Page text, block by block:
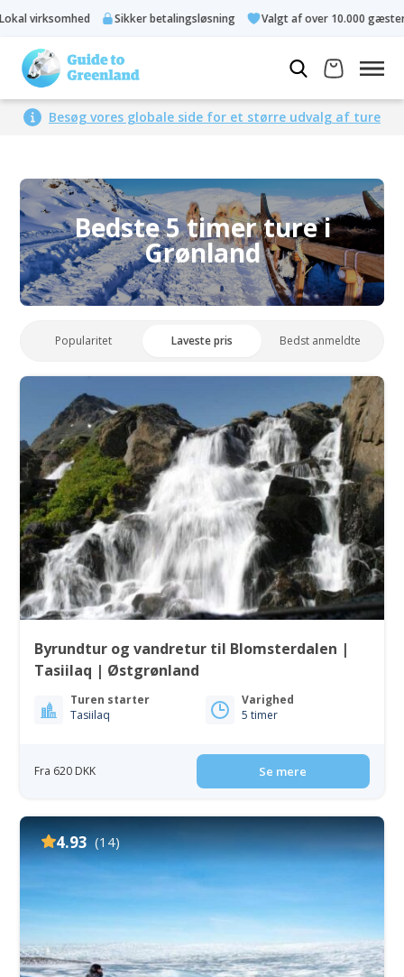
Sikker betalingsløsning Valgt af over 10.000 gæster
Besøg vores globale side for et større udvalg af ture
Bedste 5 timer ture i
Grønland
Popularitet Laveste pris Bedst anmeldte
Byrundtur og vandretur til Blomsterdalen |
Tasiilaq | Østgrønland
Turen starter
Tasiilaq
Varighed
5 timer
Fra 620 DKK Se mere
4.93 (14)